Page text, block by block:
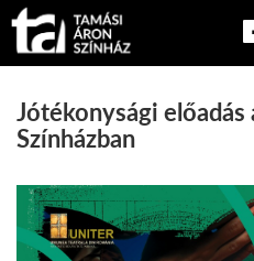
Jótékonysági előadás
Színházban